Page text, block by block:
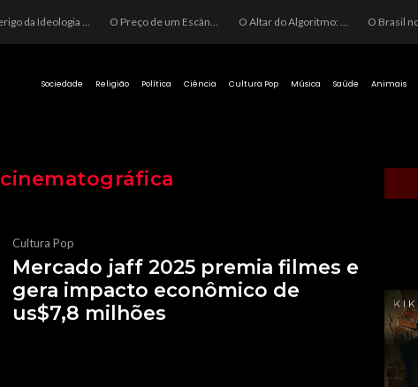
O Perigo da Ideologia Desenfreada na Justiça: Quando a Pauta Política Substitui a Pena Criminal O Preço de um Escândalo: A Discrepância Entre o “Filme de Bolsonaro” e a Realidade do Cinema Mundial O Altar do Algoritmo: A Carência Humana e a Fabricação de Heróis no Brasil
Sociedade Religião Política Ciência Cultura Pop Música Saúde Animais
cinematográfica
Cultura Pop
Mercado jaff 2025 premia filmes e
gera impacto econômico de
us$7,8 milhões